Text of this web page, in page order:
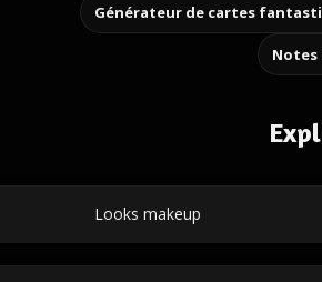
Générateur de cartes
Looks makeup